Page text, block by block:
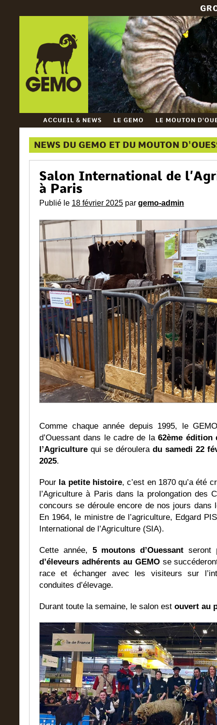
ACCUEIL & NEWS LE GEMO LE MOUTON
NEWS DU GEMO ET DU MOUTON
Salon International de
à Paris
Publié le 18 février 2025 par gemo-admin
Comme chaque année depuis 1995, le
d’Ouessant dans le cadre de la62ème édition
l’Agriculture qui se déroulera du samedi 22
2025.
Pour la petite histoire, c’est en 1870 qu’a été
l’Agriculture à Paris dans la prolongation des
concours se déroule encore de nos jours dans
En 1964, le ministre de l’agriculture, Edgard
International de l’Agriculture (SIA).
Cette année, 5 moutons d’Ouessant seront
d’éleveurs adhérents au GEMOse
race et échanger avec les visiteurs sur
conduites d’élevage.
Durant toute la semaine, le salon est ouvert au